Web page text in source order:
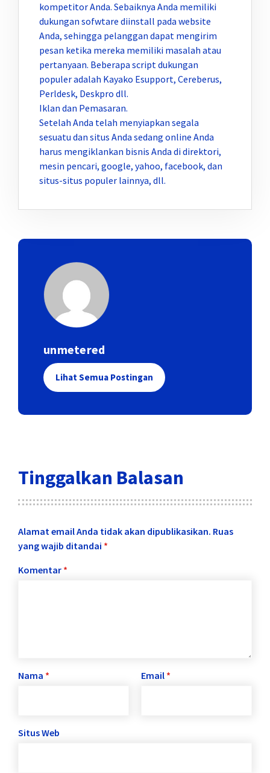
kompetitor Anda. Sebaiknya Anda memiliki
dukungan sofwtare diinstall pada website
Anda, sehingga pelanggan dapat mengirim
pesan ketika mereka memiliki masalah atau
pertanyaan. Beberapa script dukungan
populer adalah Kayako Esupport, Cereberus,
Perldesk, Deskpro dll.
Iklan dan Pemasaran.
Setelah Anda telah menyiapkan segala
sesuatu dan situs Anda sedang online Anda
harus mengiklankan bisnis Anda di direktori,
mesin pencari, google, yahoo, facebook, dan
situs-situs populer lainnya, dll.
unmetered
Lihat Semua Postingan
Tinggalkan Balasan
Alamat email Anda tidak akan dipublikasikan. Ruas
yang wajib ditandai *
Komentar *
Nama * Email *
Situs Web